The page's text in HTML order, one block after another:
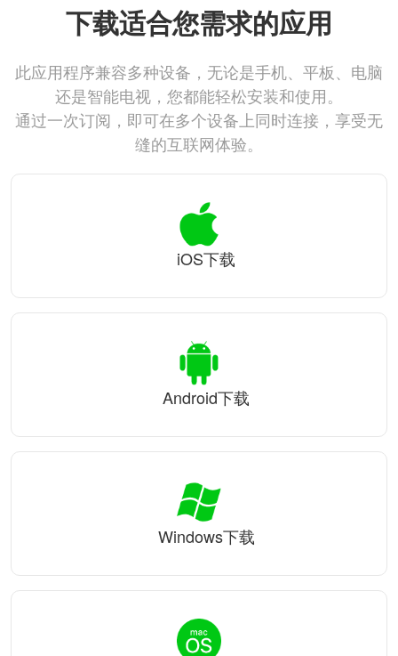
下载适合您需求的应用
此应用程序兼容多种设备，无论是手机、平板、电脑
还是智能电视，您都能轻松安装和使用。
通过一次订阅，即可在多个设备上同时连接，享受无
缝的互联网体验。
iOS下载
Android下载
Windows下载